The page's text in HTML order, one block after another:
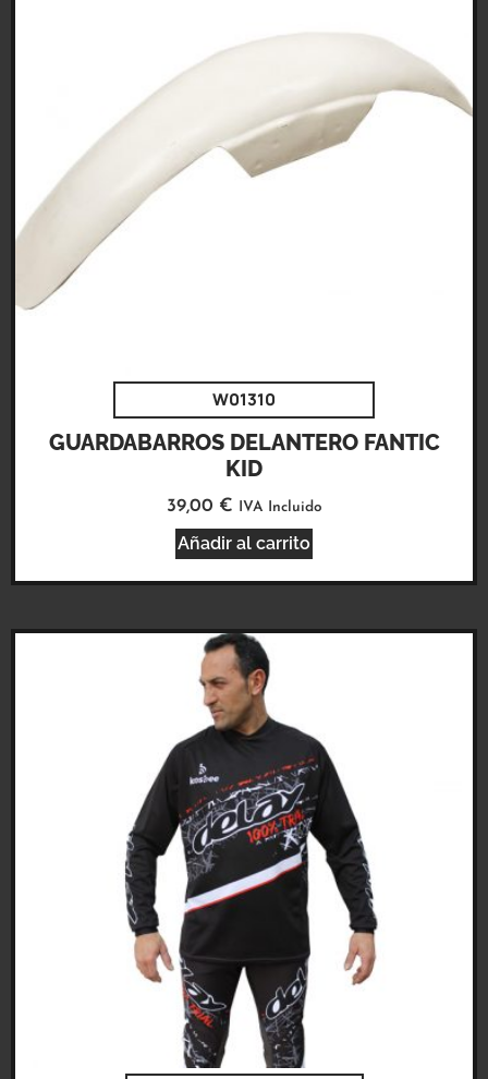
W01310
GUARDABARROS DELANTERO FANTIC
KID
39,00 € IVA Incluido
Añadir al carrito